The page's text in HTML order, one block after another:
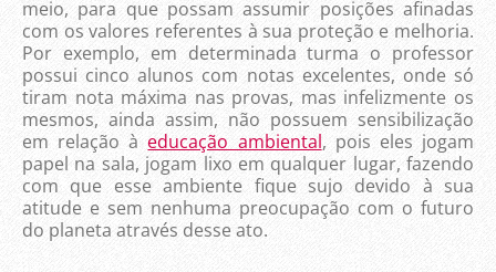
meio, para que possam assumir posições afinadas
com os valores referentes à sua proteção e melhoria.
Por exemplo, em determinada turma o professor
possui cinco alunos com notas excelentes, onde só
tiram nota máxima nas provas, mas infelizmente os
mesmos, ainda assim, não possuem sensibilização
em relação àeducação ambiental, pois eles jogam
papel na sala, jogam lixo em qualquer lugar, fazendo
com que esse ambiente fique sujo devido à sua
atitude e sem nenhuma preocupação com o futuro
do planeta através desse ato.